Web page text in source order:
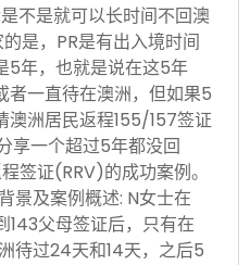
不是就可以长时间不回澳
是，PR是有出入境时间
5年，也就是说在这5年
者一直待在澳洲，但如果5
澳洲居民返程155/157签证
享一个超过5年都没回
签证(RRV)的成功案例。
及案例概述: N女士在
143父母签证后，只有在
待过24天和14天，之后5